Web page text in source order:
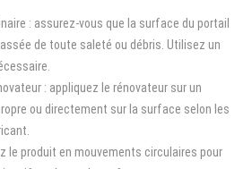
: assurez-vous que la surface du portail
de toute saleté ou débris. Utilisez un
: appliquez le rénovateur sur un
ou directement sur la surface selon les
le produit en mouvements circulaires pour